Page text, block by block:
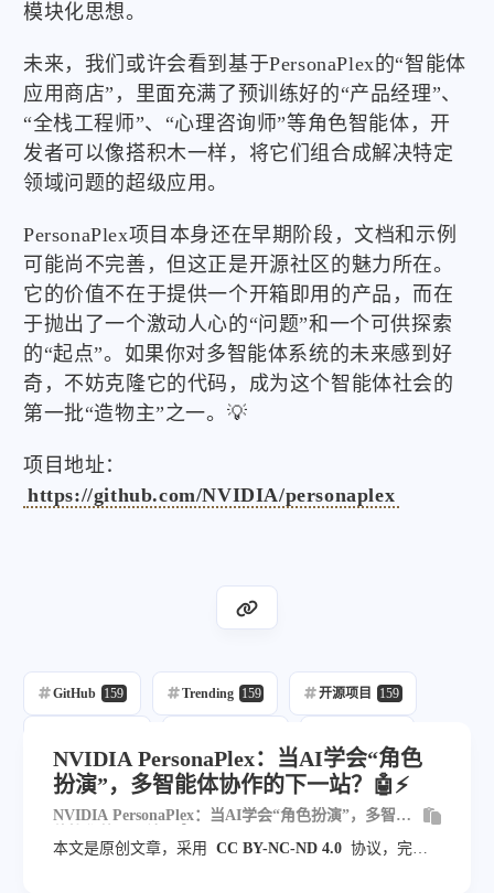
模块化思想。
未来，我们或许会看到基于PersonaPlex的“智能体
应用商店”，里面充满了预训练好的“产品经理”、
“全栈工程师”、“心理咨询师”等角色智能体，开
发者可以像搭积木一样，将它们组合成解决特定
领域问题的超级应用。
PersonaPlex项目本身还在早期阶段，文档和示例
可能尚不完善，但这正是开源社区的魅力所在。
它的价值不在于提供一个开箱即用的产品，而在
于抛出了一个激动人心的“问题”和一个可供探索
的“起点”。如果你对多智能体系统的未来感到好
奇，不妨克隆它的代码，成为这个智能体社会的
第一批“造物主”之一。💡
项目地址：
https://github.com/NVIDIA/personaplex
GitHub 159 Trending 159 开源项目 159
NVIDIA PersonaPlex：当AI学会“角色
扮演”，多智能体协作的下一站？🤖⚡
NVIDIA PersonaPlex：当AI学会“角色扮演”，多智能
本文是原创文章，采用
CC BY-NC-ND 4.0 协议，完整